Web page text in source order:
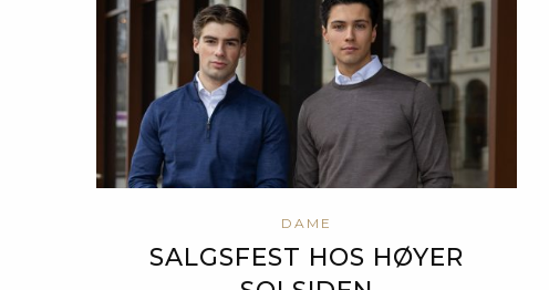
DAME
SALGSFEST HOS HØYER